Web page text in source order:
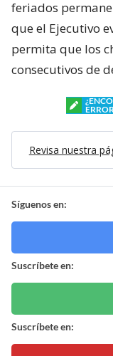
feriados
que el Ejecutivo
permita que los
consecutivos de
Revisa nuestra
Síguenos en:
Suscríbete en:
Suscríbete en: